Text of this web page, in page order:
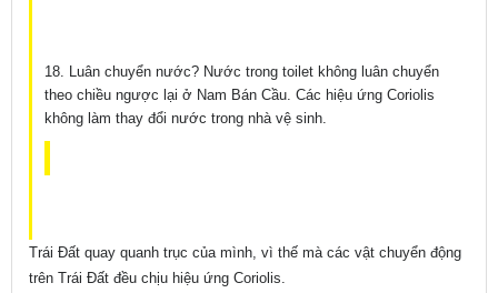
18. Luân chuyển nước? Nước trong toilet không luân chuyển
theo chiều ngược lại ở Nam Bán Cầu. Các hiệu ứng Coriolis
không làm thay đổi nước trong nhà vệ sinh.
Trái Đất quay quanh trục của mình, vì thế mà các vật chuyển động
trên Trái Đất đều chịu hiệu ứng Coriolis.